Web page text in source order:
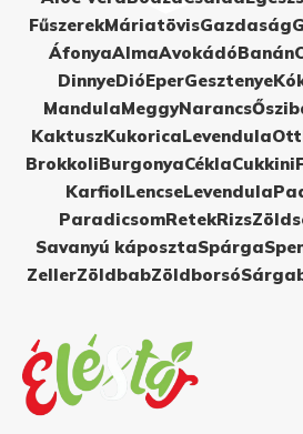
FűszerekMáriatövisGazdaság
ÁfonyaAlmaAvokádóBanán
DinnyeDióEperGesztenye
MandulaMeggyNarancs
KaktuszKukoricaLevendula
BrokkoliBurgonyaCéklaCukkini
KarfiolLencseLevendula
ParadicsomRetekRizs
Savanyú káposztaSpárga
ZellerZöldbabZöldborsó